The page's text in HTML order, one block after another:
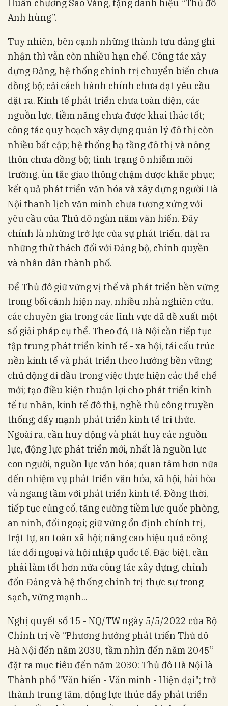
Huân chương Sao Vàng, tặng danh hiệu “Thủ đô
Anh hùng”.
Tuy nhiên, bên cạnh những thành tựu đáng ghi
nhận thì vẫn còn nhiều hạn chế. Công tác xây
dựng Đảng, hệ thống chính trị chuyển biến chưa
đồng bộ; cải cách hành chính chưa đạt yêu cầu
đặt ra. Kinh tế phát triển chưa toàn diện, các
nguồn lực, tiềm năng chưa được khai thác tốt;
công tác quy hoạch xây dựng quản lý đô thị còn
nhiều bất cập; hệ thống hạ tầng đô thị và nông
thôn chưa đồng bộ; tình trạng ô nhiễm môi
trường, ùn tắc giao thông chậm được khắc phục;
kết quả phát triển văn hóa và xây dựng người Hà
Nội thanh lịch văn minh chưa tương xứng với
yêu cầu của Thủ đô ngàn năm văn hiến. Đây
chính là những trở lực của sự phát triển, đặt ra
những thử thách đối với Đảng bộ, chính quyền
và nhân dân thành phố.
Để Thủ đô giữ vững vị thế và phát triển bền vững
trong bối cảnh hiện nay, nhiều nhà nghiên cứu,
các chuyên gia trong các lĩnh vực đã đề xuất một
số giải pháp cụ thể. Theo đó, Hà Nội cần tiếp tục
tập trung phát triển kinh tế - xã hội, tái cấu trúc
nền kinh tế và phát triển theo hướng bền vững;
chủ động đi đầu trong việc thực hiện các thể chế
mới; tạo điều kiện thuận lợi cho phát triển kinh
tế tư nhân, kinh tế đô thị, nghề thủ công truyền
thống; đẩy mạnh phát triển kinh tế tri thức.
Ngoài ra, cần huy động và phát huy các nguồn
lực, động lực phát triển mới, nhất là nguồn lực
con người, nguồn lực văn hóa; quan tâm hơn nữa
đến nhiệm vụ phát triển văn hóa, xã hội, hài hòa
và ngang tầm với phát triển kinh tế. Đồng thời,
tiếp tục củng cố, tăng cường tiềm lực quốc phòng,
an ninh, đối ngoại; giữ vững ổn định chính trị,
trật tự, an toàn xã hội; nâng cao hiệu quả công
tác đối ngoại và hội nhập quốc tế. Đặc biệt, cần
phải làm tốt hơn nữa công tác xây dựng, chỉnh
đốn Đảng và hệ thống chính trị thực sự trong
sạch, vững mạnh...
Nghị quyết số 15 - NQ/TW ngày 5/5/2022 của Bộ
Chính trị về “Phương hướng phát triển Thủ đô
Hà Nội đến năm 2030, tầm nhìn đến năm 2045”
đặt ra mục tiêu đến năm 2030: Thủ đô Hà Nội là
Thành phố "Văn hiến - Văn minh - Hiện đại"; trở
thành trung tâm, động lực thúc đẩy phát triển